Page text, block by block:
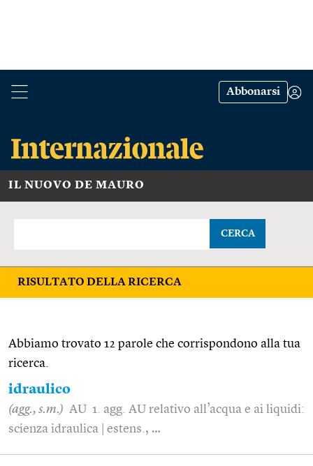
Abbonarsi
IL NUOVO DE MAURO
CERCA
RISULTATO DELLA RICERCA
Abbiamo trovato 12 parole che corrispondono alla tua
ricerca.
idraulico
(agg., s.m.) AU 1. agg. AU relativo all’acqua e ai liquidi:
scienza idraulica | estens., …